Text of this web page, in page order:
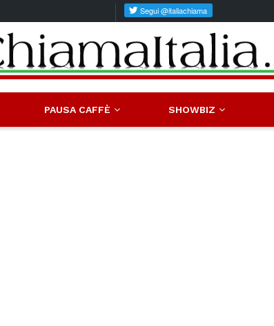
PAUSA CAFFÈ SHOWBIZ